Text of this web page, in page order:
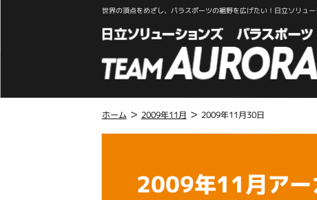
世界の頂点をめざし、パラスポーツの裾野を広げたい！日立ソリュ
ホーム > 2009年11月 > 2009年11月30日
2009年11月アー